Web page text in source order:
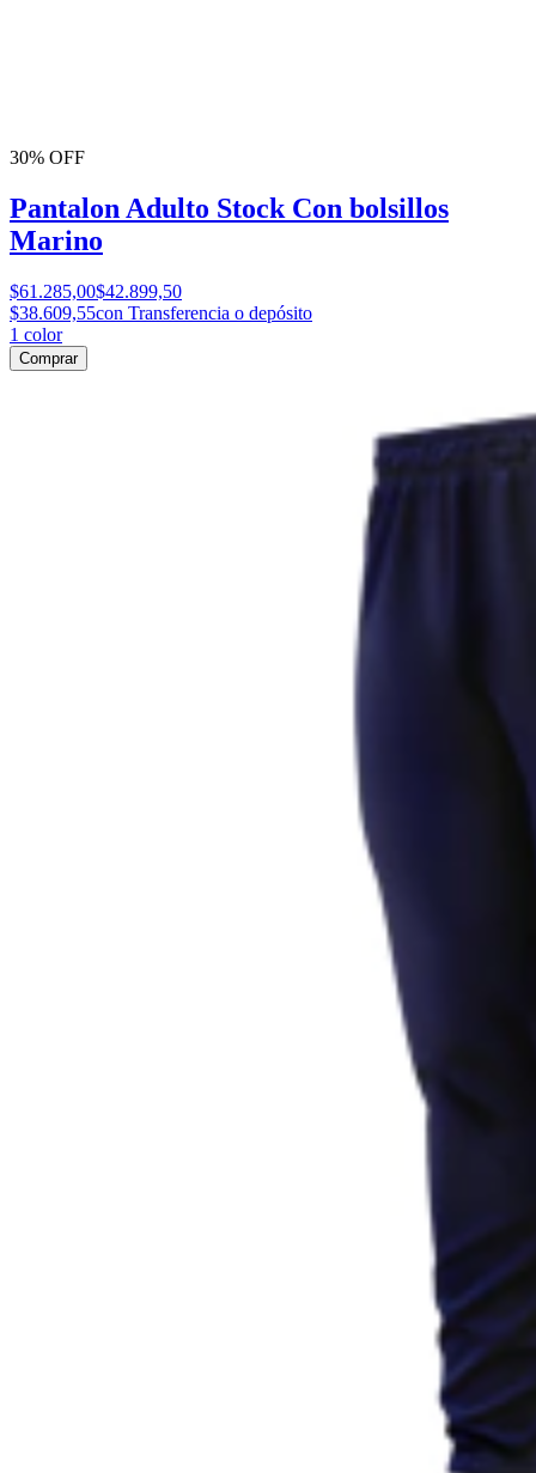
30% OFF
Pantalon Adulto Stock Con bolsillos
Marino
$61.285,00$42.899,50
$38.609,55con Transferencia o depósito
1 color
Comprar